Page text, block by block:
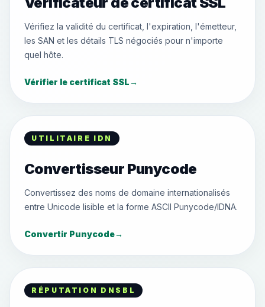
Vérifiez la validité du certificat, l'expiration, l'émetteur,
les SAN et les détails TLS négociés pour n'importe
quel hôte.
Vérifier le certificat SSL→
UTILITAIRE IDN
Convertisseur Punycode
Convertissez des noms de domaine internationalisés
entre Unicode lisible et la forme ASCII Punycode/IDNA.
Convertir Punycode→
RÉPUTATION DNSBL